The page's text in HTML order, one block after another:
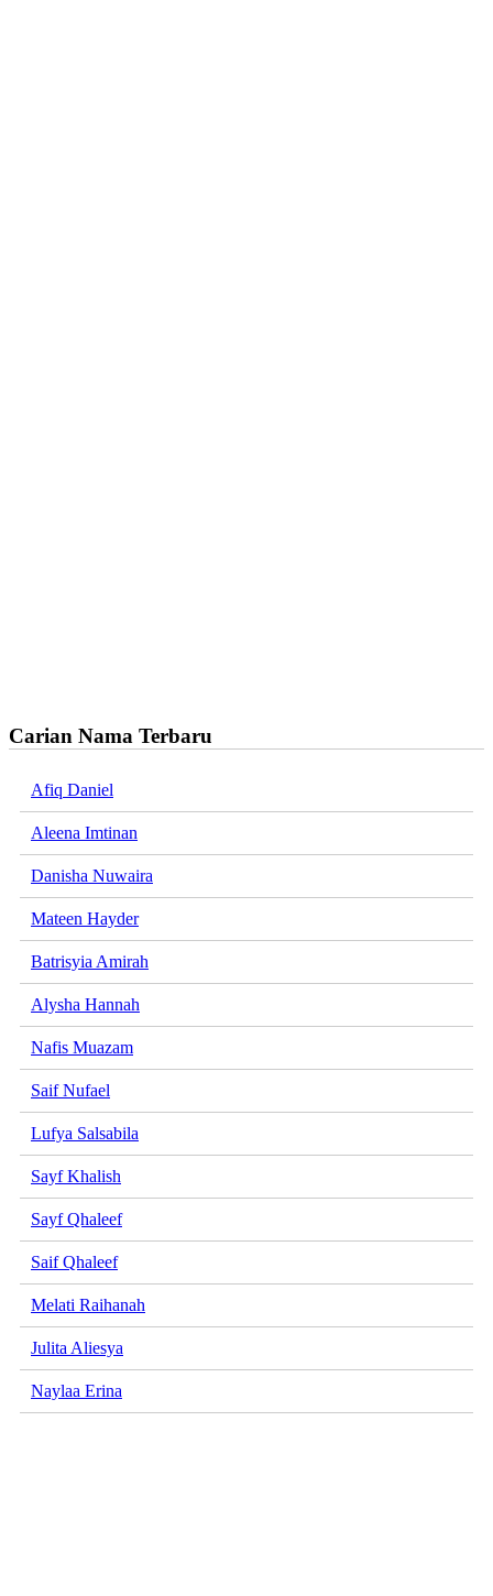
Carian Nama Terbaru
Afiq Daniel
Aleena Imtinan
Danisha Nuwaira
Mateen Hayder
Batrisyia Amirah
Alysha Hannah
Nafis Muazam
Saif Nufael
Lufya Salsabila
Sayf Khalish
Sayf Qhaleef
Saif Qhaleef
Melati Raihanah
Julita Aliesya
Naylaa Erina